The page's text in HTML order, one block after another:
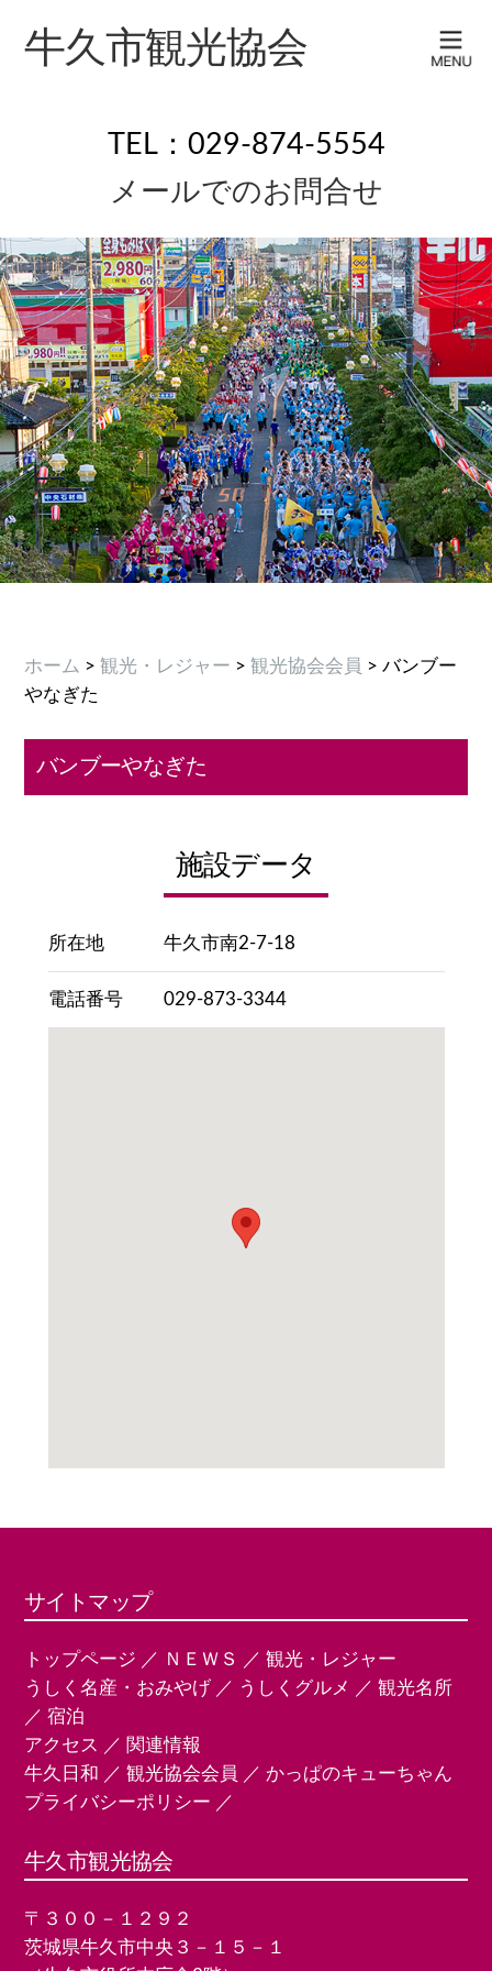
牛久市観光協会
TEL：029-874-5554
メールでのお問合せ
ホーム > 観光・レジャー > 観光協会会員 > バンブー
やなぎた
バンブーやなぎた
施設データ
所在地 牛久市南2-7-18
電話番号 029-873-3344
サイトマップ
トップページ ／ ＮＥＷＳ ／ 観光・レジャー
うしく名産・おみやげ ／ うしくグルメ ／ 観光名所
／ 宿泊
アクセス
／ 関連情報
牛久日和
／ 観光協会会員 ／ かっぱのキューちゃん
プライバシーポリシー ／
牛久市観光協会
〒３００－１２９２
茨城県牛久市中央３－１５－１